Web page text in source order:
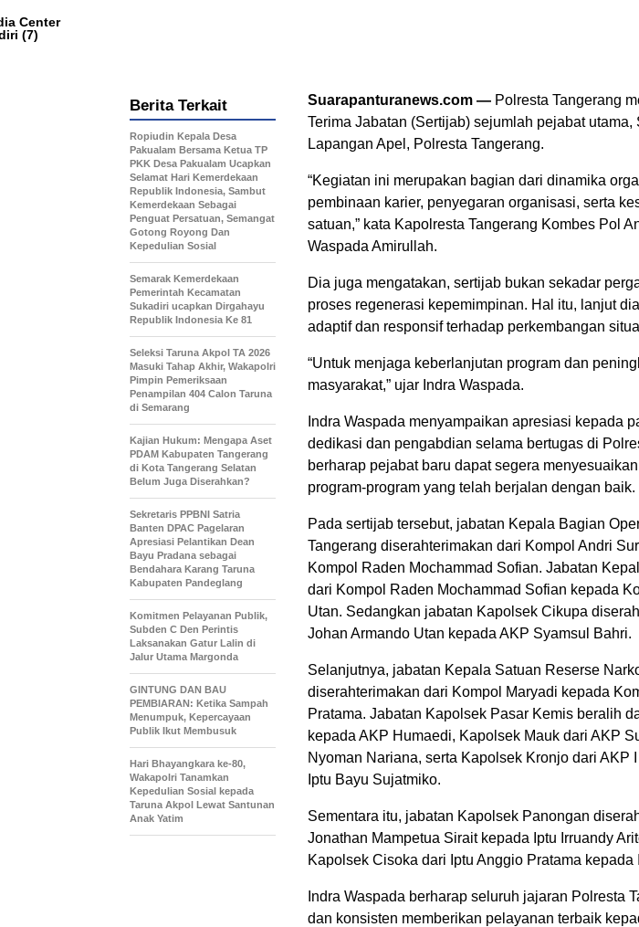
Center
(7)
Suarapanturanews.com — Polresta Tangerang
Terima Jabatan (Sertijab) sejumlah pejabat utama,
Lapangan Apel, Polresta Tangerang.
“Kegiatan ini merupakan bagian dari dinamika
pembinaan karier, penyegaran organisasi, serta
satuan,” kata Kapolresta Tangerang Kombes Pol
Waspada Amirullah.
Dia juga mengatakan, sertijab bukan sekadar
proses regenerasi kepemimpinan. Hal itu, lanjut
adaptif dan responsif terhadap perkembangan
“Untuk menjaga keberlanjutan program dan
masyarakat,” ujar Indra Waspada.
Indra Waspada menyampaikan apresiasi kepada
dedikasi dan pengabdian selama bertugas di
berharap pejabat baru dapat segera
program-program yang telah berjalan dengan baik.
Pada sertijab tersebut, jabatan Kepala Bagian
Tangerang diserahterimakan dari Kompol Andri
Kompol Raden Mochammad Sofian. Jabatan
dari Kompol Raden Mochammad Sofian kepada
Utan. Sedangkan jabatan Kapolsek Cikupa
Johan Armando Utan kepada AKP Syamsul Bahri.
Selanjutnya, jabatan Kepala Satuan Reserse
diserahterimakan dari Kompol Maryadi kepada
Pratama. Jabatan Kapolsek Pasar Kemis beralih
kepada AKP Humaedi, Kapolsek Mauk dari AKP
Nyoman Nariana, serta Kapolsek Kronjo dari AKP
Iptu Bayu Sujatmiko.
Sementara itu, jabatan Kapolsek Panongan
Jonathan Mampetua Sirait kepada Iptu Irruandy
Kapolsek Cisoka dari Iptu Anggio Pratama kepada
Indra Waspada berharap seluruh jajaran Polresta
dan konsisten memberikan pelayanan terbaik
Berita Terkait
Ropiudin Kepala Desa
Pakualam Bersama Ketua TP
PKK Desa Pakualam Ucapkan
Selamat Hari Kemerdekaan
Republik Indonesia, Sambut
Kemerdekaan Sebagai
Penguat Persatuan, Semangat
Gotong Royong Dan
Kepedulian Sosial
Semarak Kemerdekaan
Pemerintah Kecamatan
Sukadiri ucapkan Dirgahayu
Republik Indonesia Ke 81
Seleksi Taruna Akpol TA 2026
Masuki Tahap Akhir, Wakapolri
Pimpin Pemeriksaan
Penampilan 404 Calon Taruna
di Semarang
Kajian Hukum: Mengapa Aset
PDAM Kabupaten Tangerang
di Kota Tangerang Selatan
Belum Juga Diserahkan?
Sekretaris PPBNI Satria
Banten DPAC Pagelaran
Apresiasi Pelantikan Dean
Bayu Pradana sebagai
Bendahara Karang Taruna
Kabupaten Pandeglang
Komitmen Pelayanan Publik,
Subden C Den Perintis
Laksanakan Gatur Lalin di
Jalur Utama Margonda
GINTUNG DAN BAU
PEMBIARAN: Ketika Sampah
Menumpuk, Kepercayaan
Publik Ikut Membusuk
Hari Bhayangkara ke-80,
Wakapolri Tanamkan
Kepedulian Sosial kepada
Taruna Akpol Lewat Santunan
Anak Yatim